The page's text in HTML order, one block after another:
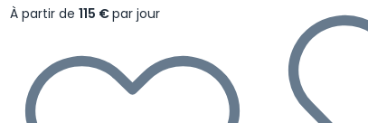
À partir de 115 €par jour